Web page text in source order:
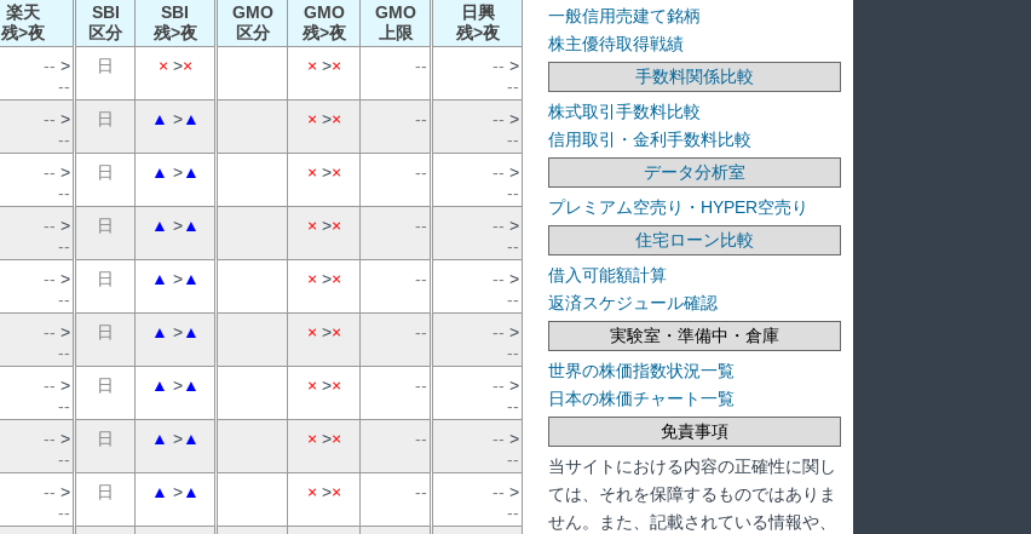
楽天
残>夜
SBI
区分
SBI
残>夜
GMO
区分
GMO
残>夜
GMO
上限
日興
残>夜
-- >
--
日 × >× × >× -- -- >
--
-- >
--
日 ▲ >▲ × >× -- -- >
--
-- >
--
日 ▲ >▲ × >× -- -- >
--
-- >
--
日 ▲ >▲ × >× -- -- >
--
-- >
--
日 ▲ >▲ × >× -- -- >
--
-- >
--
日 ▲ >▲ × >× -- -- >
--
-- >
--
日 ▲ >▲ × >× -- -- >
--
-- >
--
日 ▲ >▲ × >× -- -- >
--
-- >
--
日 ▲ >▲ × >× -- -- >
--
一般信用売建て銘柄
株主優待取得戦績
手数料関係比較
株式取引手数料比較
信用取引・金利手数料比較
データ分析室
プレミアム空売り・HYPER空売り
住宅ローン比較
借入可能額計算
返済スケジュール確認
実験室・準備中・倉庫
世界の株価指数状況一覧
日本の株価チャート一覧
免責事項
当サイトにおける内容の正確性に関し
ては、それを保障するものではありま
せん。また、記載されている情報や、